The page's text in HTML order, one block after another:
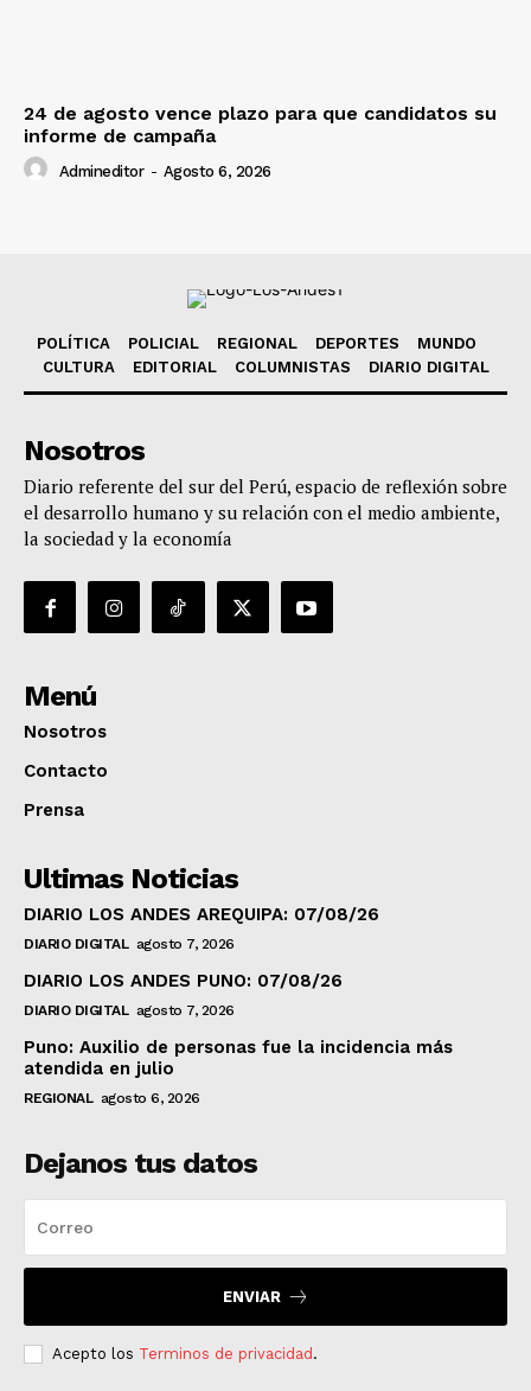
24 de agosto vence plazo para que candidatos su
informe de campaña
Admineditor - Agosto 6, 2026
POLÍTICA POLICIAL REGIONAL DEPORTES
MUNDO
CULTURA
EDITORIAL COLUMNISTAS DIARIO DIGITAL
Nosotros
Diario referente del sur del Perú, espacio de reflexión sobre
el desarrollo humano y su relación con el medio ambiente,
la sociedad y la economía
Menú
Nosotros
Contacto
Prensa
Ultimas Noticias
DIARIO LOS ANDES AREQUIPA: 07/08/26
DIARIO DIGITAL agosto 7, 2026
DIARIO LOS ANDES PUNO: 07/08/26
DIARIO DIGITAL agosto 7, 2026
Puno: Auxilio de personas fue la incidencia más
atendida en julio
REGIONAL agosto 6, 2026
Dejanos tus datos
ENVIAR
Acepto los Terminos de privacidad.